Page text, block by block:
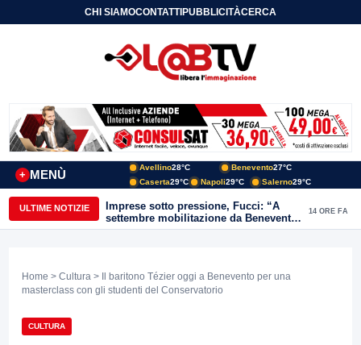
CHI SIAMOCONTATTIPUBBLICITÀCERCA
MENÙ
+
Avellino28°C Benevento27°C
Caserta29°C Napoli29°C Salerno29°C
ULTIME NOTIZIE
Imprese sotto pressione, Fucci: “A
settembre mobilitazione da Benevento
e Avellino”
14 ORE FA
Home > Cultura > Il baritono Tézier oggi a Benevento per una
masterclass con gli studenti del Conservatorio
CULTURA